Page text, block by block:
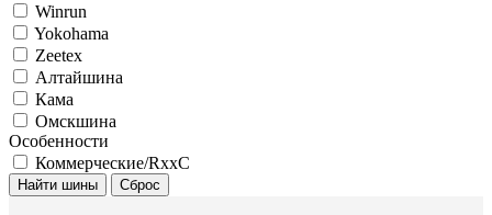
Winrun
Yokohama
Zeetex
Алтайшина
Кама
Омскшина
Особенности
Коммерческие/RxxC
Найти шины Сброс